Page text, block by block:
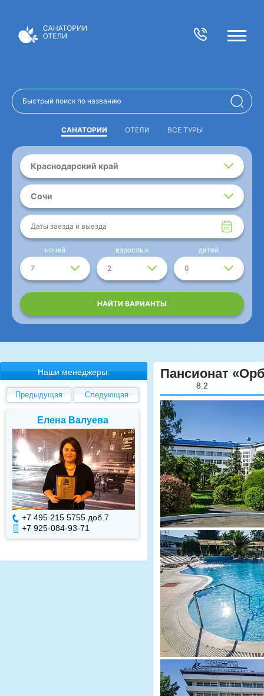
САНАТОРИИ ОТЕЛИ ВСЕ ТУРЫ
Краснодарский край
Сочи
Даты заезда и выезда
7
ночей
2
взрослых
0
детей
НАЙТИ ВАРИАНТЫ
Наши менеджеры:
Предыдущая Следующая
Елена Валуева
+7 495 215 5755 доб. 7
+7 925-084-93-71
Светлана
+7 495 215 5755 доб.
+7 925-084-93-70
Пансионат
8.2